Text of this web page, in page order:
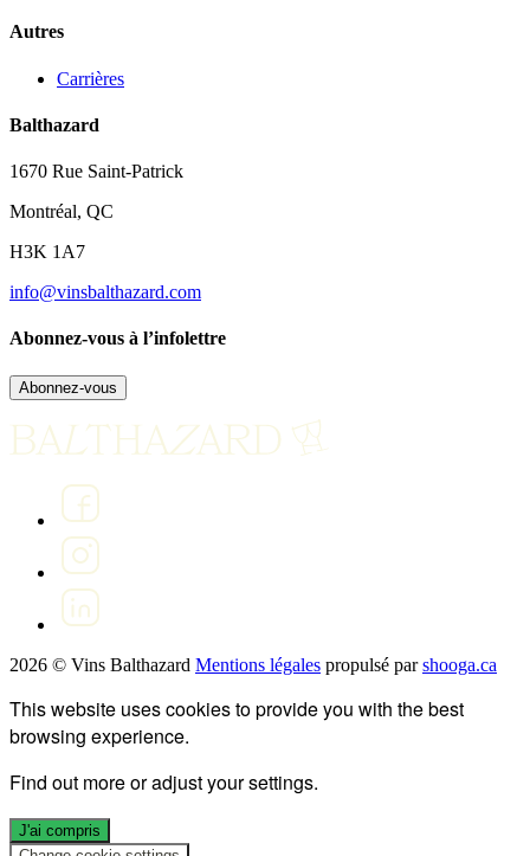
Autres
Carrières
Balthazard
1670 Rue Saint-Patrick
Montréal, QC
H3K 1A7
info@vinsbalthazard.com
Abonnez-vous à l’infolettre
Abonnez-vous
2026 © Vins Balthazard Mentions légales propulsé parshooga.ca
This website uses cookies to provide you with the best
browsing experience.
Find out more or adjust yoursettings.
J'ai compris